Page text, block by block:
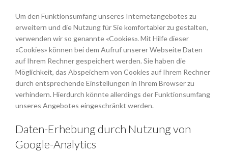
Um den Funktionsumfang unseres Internetangebotes zu
erweitern und die Nutzung für Sie komfortabler zu gestalten,
verwenden wir so genannte «Cookies». Mit Hilfe dieser
«Cookies» können bei dem Aufruf unserer Webseite Daten
auf Ihrem Rechner gespeichert werden. Sie haben die
Möglichkeit, das Abspeichern von Cookies auf Ihrem Rechner
durch entsprechende Einstellungen in Ihrem Browser zu
verhindern. Hierdurch könnte allerdings der Funktionsumfang
unseres Angebotes eingeschränkt werden.
Daten-Erhebung durch Nutzung von
Google-Analytics